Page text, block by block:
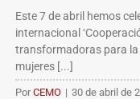
Este 7 de abril hemos
internacional
transformadoras para la
mujeres [...]
PorCEMO | 30 de abril de